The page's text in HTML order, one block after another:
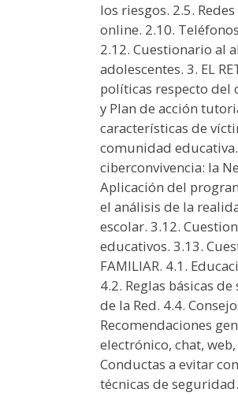
los riesgos. 2.5.
online. 2.10.
2.12. Cuestionario al
adolescentes. 3. EL
políticas respecto del
y Plan de acción
características de
comunidad
ciberconvivencia: la
Aplicación del
el análisis de la
escolar. 3.12.
educativos. 3.13.
FAMILIAR. 4.1.
4.2. Reglas básicas
de la Red. 4.4.
Recomendaciones
electrónico, chat,
Conductas a evitar
técnicas de